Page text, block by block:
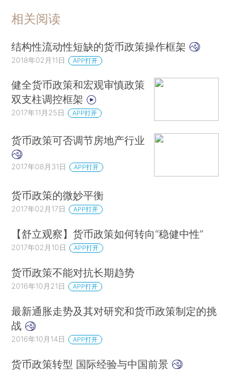
相关阅读
结构性流动性短缺的货币政策操作框架
2018年02月11日 APP打开
健全货币政策和宏观审慎政策
双支柱调控框架
2017年11月25日 APP打开
货币政策可否调节房地产行业
2017年08月31日 APP打开
货币政策的微妙平衡
2017年02月17日 APP打开
【舒立观察】货币政策如何转向“稳健中性”
2017年02月10日 APP打开
货币政策不能对抗长期趋势
2016年10月21日 APP打开
最新通胀走势及其对研究和货币政策制定的挑
战
2016年10月14日 APP打开
货币政策转型 国际经验与中国前景